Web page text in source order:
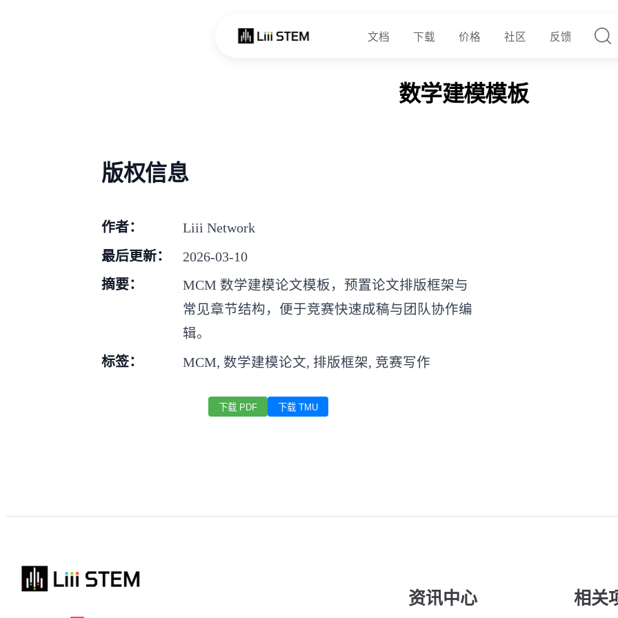
文档 下载 价格 社区 反馈
数学建模模板
版权信息
作者： Liii Network
最后更新： 2026-03-10
摘要：
MCM 数学建模论文模板，预置论文排版框架与
常见章节结构，便于竞赛快速成稿与团队协作编
辑。
标签： MCM, 数学建模论文, 排版框架, 竞赛写作
下载 PDF 下载 TMU
资讯中心 相关